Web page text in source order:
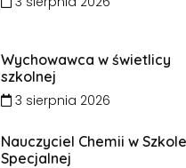
Wychowawca w świetlicy
szkolnej
3 sierpnia 2026
Nauczyciel Chemii w Szkole
Specjalnej